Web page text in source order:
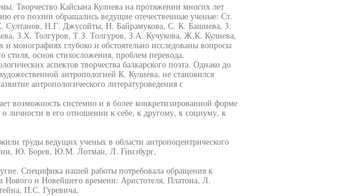
Творчество Кайсына Кулиева на протяжении многих лет
его поэзии обращались ведущие отечественные ученые: Ст.
Султанов, Н.Г. Джусойты, Н. Байрамукова, С. К. Башиева, 3.
З.Х. Толгуров, Т.З. Толгуров, З.А. Кучукова, Ж.К. Кулиева,
монографиях глубоко и обстоятельно исследованы вопросы
стиля, основ стихосложения, проблем перевода,
аспектов творчества балкарского поэта. Однако до
антропологией К. Кулиева, не становился
антропологического литературоведения с
возможность системно и в более конкретизированной форме
о личности в его отношении к себе, к другому, к социуму, к
труды ведущих ученых в области антропоцентрического
Ю. Борев, Ю.М. Лотман, Л. Гинзбург,
Специфика нашей работы потребовала обращения к
и Новейшего времени: Аристотеля, Платона, Л.
П.С. Гуревича,